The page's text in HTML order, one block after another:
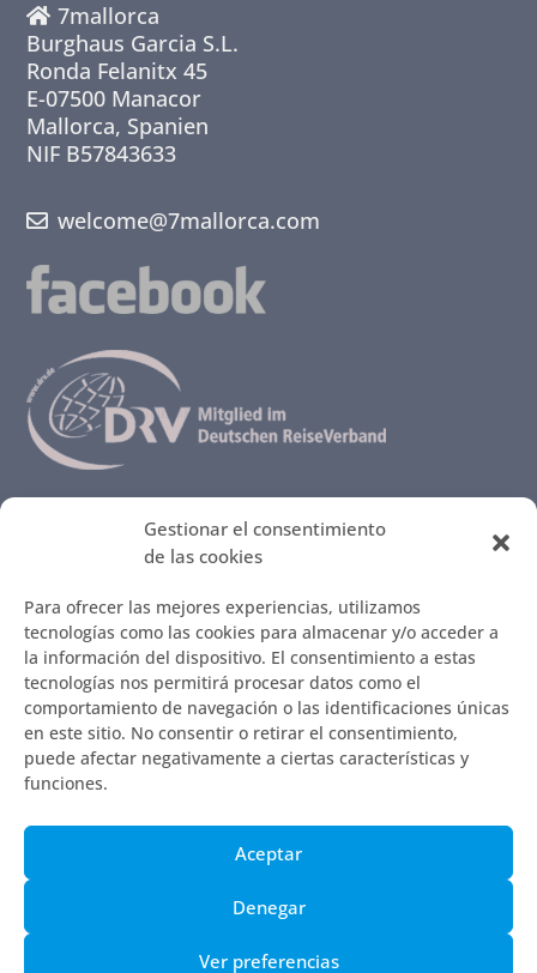
Gestionar el consentimiento
de las cookies
Para ofrecer las mejores experiencias, utilizamos
tecnologías como las cookies para almacenar y/o acceder a
la información del dispositivo. El consentimiento a estas
tecnologías nos permitirá procesar datos como el
comportamiento de navegación o las identificaciones únicas
en este sitio. No consentir o retirar el consentimiento,
puede afectar negativamente a ciertas características y
funciones.
Aceptar
Denegar
Ver preferencias
7mallorca
Burghaus Garcia S.L.
Ronda Felanitx 45
E-07500 Manacor
Mallorca, Spanien
NIF B57843633
welcome@7mallorca.com
Todas las Fincas
Así se reserva
Ideas contra el aburrimiento
Restaurantes que nos encantan
Infos sobre Mallorca – Mercados y paseos
Vol llogar ca seva? / ¿Quiere alquilar su casa?
© 2010 - 2026 | 7mallorca
Términos y Condiciones
Página de Contacto